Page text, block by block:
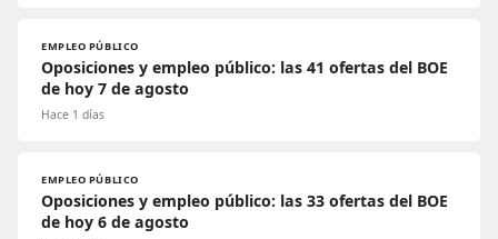
EMPLEO PÚBLICO
Oposiciones y empleo público: las 41 ofertas del BOE
de hoy 7 de agosto
Hace 1 días
EMPLEO PÚBLICO
Oposiciones y empleo público: las 33 ofertas del BOE
de hoy 6 de agosto